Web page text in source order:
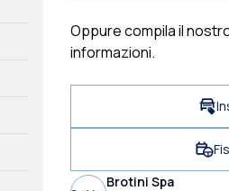
Oppure compila il
informazioni.
Brotini Spa